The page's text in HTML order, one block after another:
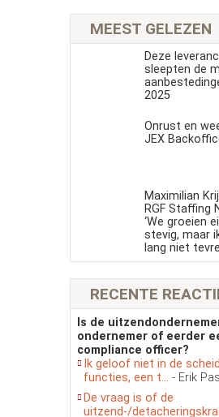
MEEST GELEZEN
Deze
sleepten de
2025
Onrust en
JEX
Maximilian
RGF Staffing
‘We groeien
stevig, maar
lang niet
RECENTE
Is de
ondernemer of eerder
compliance officer?
Ik geloof niet in de
functies, een t... - Erik
De vraag is of de
uitzend-/